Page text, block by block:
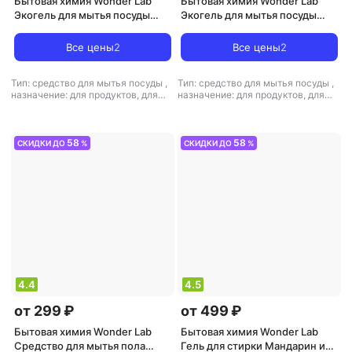
Экогель для мытья посуды
Все цены2
Тип: средство для мытья посуды ,
назначение: для продуктов, для
средство,тип ткани:
универсальный
Экогель для мытья посуды
Все цены2
Тип: средство для мытья посуды ,
назначение: для продуктов, для
средство,тип ткани:
универсальный
СКИДКИ ДО 58 %
4.4
от 299 ₽
Бытовая химия Wonder Lab
Средство для мытья пола
СКИДКИ ДО 58 %
4.5
от 499 ₽
Бытовая химия Wonder Lab
Гель для стирки Мандарин и